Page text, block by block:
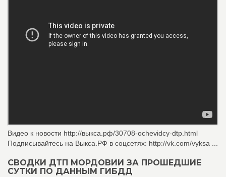
Видео к новости http://выкса.рф/30708-ochevidcy-dtp.html
Подписывайтесь на Выкса.РФ в соцсетях: http://vk.com/vyksa ...
СВОДКИ ДТП МОРДОВИИ ЗА ПРОШЕДШИЕ
СУТКИ ПО ДАННЫМ ГИБДД